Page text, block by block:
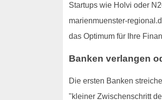
Startups wie Holvi oder
marienmuenster-
das Optimum für Ihre
Banken verlangen
Die ersten Banken
"kleiner Zwischenschritt